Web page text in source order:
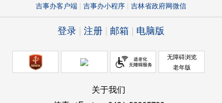
吉事办客户端 吉事办小程序 吉林省政府网微信
登录 注册 邮箱 电脑版
无障碍浏览
老年版
关于我们